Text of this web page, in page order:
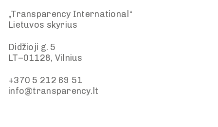
„Transparency International“
Lietuvos skyrius
Didžioji g. 5
LT–01128, Vilnius
+370 5 212 69 51
info@transparency.lt